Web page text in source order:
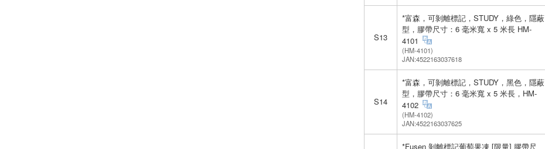
S13
*富森，可剝離標記，STUDY，綠色，隱蔽
型，膠帶尺寸：6 毫米寬 x 5 米長 HM-
4101
(HM-4101)
JAN:4522163037618
S14
*富森，可剝離標記，STUDY，黑色，隱蔽
型，膠帶尺寸：6 毫米寬 x 5 米長，HM-
4102
(HM-4102)
JAN:4522163037625
*Fusen 剝離標記葡萄果凍 [限量] 膠帶尺